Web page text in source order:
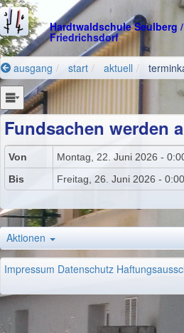
Hardtwaldschule Seulberg /
Friedrichsdorf
ausgang start aktuell
Fundsachen werden
Von
Montag, 22. Juni 2026 -
Bis
Freitag, 26. Juni 2026 - 0:00
Aktionen
Impressum Datenschutz